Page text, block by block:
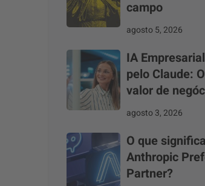
campo
agosto 5, 2026
IA
pelo Claude:
valor de
agosto 3, 2026
O que
Anthropic
Partner?